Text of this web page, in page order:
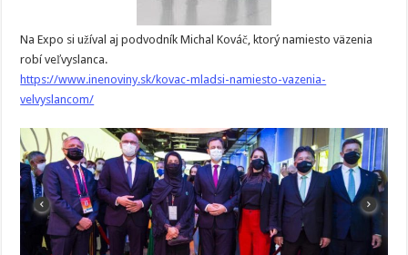
Na Expo si užíval aj podvodník Michal Kováč, ktorý namiesto väzenia
robí veľvyslanca.
https://www.inenoviny.sk/kovac-mladsi-namiesto-vazenia-
velvyslancom/